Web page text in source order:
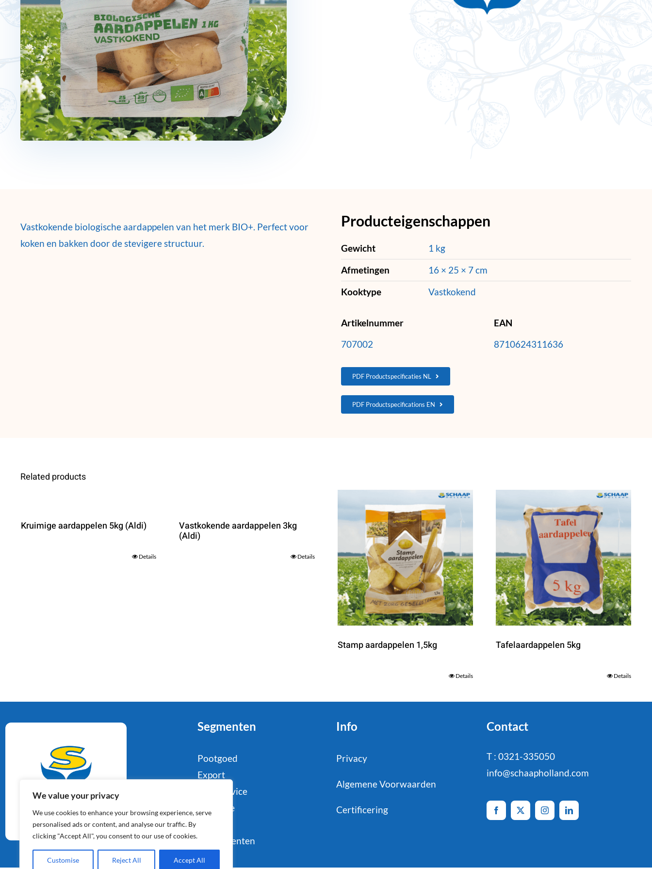
We value your privacy
We use cookies to enhance your browsing experience, serve
personalised ads or content, and analyse our traffic. By
clicking "Accept All", you consent to our use of cookies.
Customise Reject All Accept All
Vastkokende biologische aardappelen van het merk BIO+. Perfect voor
koken en bakken door de stevigere structuur.
Producteigenschappen
Gewicht
1 kg
Afmetingen
16 × 25 × 7 cm
Kooktype
Vastkokend
Artikelnummer
707002
EAN
8710624311636
PDF Productspecificaties NL
PDF Productspecifications EN
Related products
Kruimige aardappelen 5kg (Aldi)
Details
Vastkokende aardappelen 3kg
(Aldi)
Details
Stamp aardappelen 1,5kg
Details
Tafelaardappelen 5kg
Details
Aardappelspecialisten
Sinds 1964
Segmenten
Pootgoed
Export
Foodservice
Industrie
Consumenten
Info
Privacy
Algemene Voorwaarden
Certificering
Contact
T : 0321-335050
info@schaapholland.com